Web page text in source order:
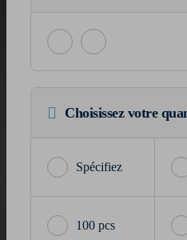
Choisissez votre
100 pcs